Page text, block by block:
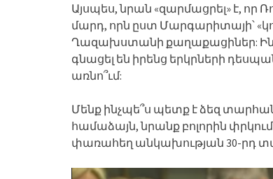
Այսպես, նրան «զարմացրել» է,
մարդ, որն ըստ Մարգարիտայի՝
Ղազախստանի քաղաքացիներ: Ինչ
գնացել են իրենց երկրների
առնո՞ւմ:
Մենք ինչպե՞ս պետք է ձեզ
համաձայն, նրանք բոլորին փրկում
փառահեղ անկախության 30-րդ